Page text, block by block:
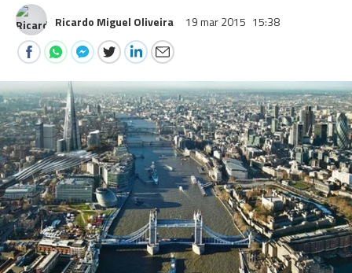
Ricardo Miguel Oliveira 19 mar 2015 15:38